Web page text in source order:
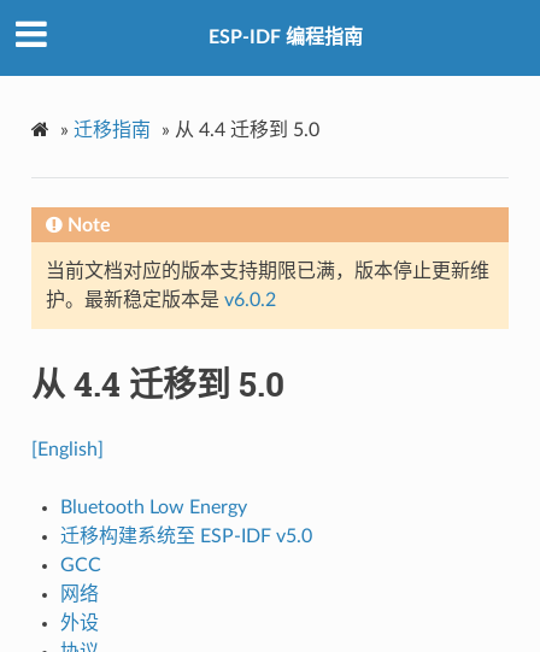
ESP-IDF 编程指南
» 迁移指南 » 从 4.4 迁移到 5.0
Note
当前文档对应的版本支持期限已满，版本停止更新维
护。最新稳定版本是 v6.0.2
从 4.4 迁移到 5.0
[English]
Bluetooth Low Energy
迁移构建系统至 ESP-IDF v5.0
GCC
网络
外设